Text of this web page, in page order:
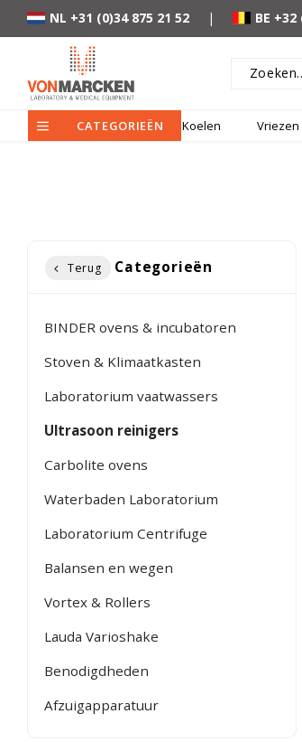
NL +31 (0)34 875 21 52 | BE
CATEGORIEËN Koelen Vriezen
Terug Categorieën
BINDER ovens & incubatoren
Stoven & Klimaatkasten
Laboratorium vaatwassers
Ultrasoon reinigers
Carbolite ovens
Waterbaden Laboratorium
Laboratorium Centrifuge
Balansen en wegen
Vortex & Rollers
Lauda Varioshake
Benodigdheden
Afzuigapparatuur